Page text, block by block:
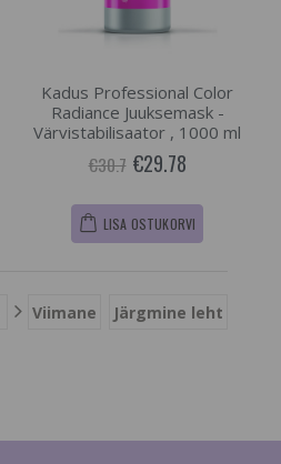
Kadus Professional Color
Radiance Juuksemask -
Värvistabilisaator , 1000 ml
€30.7 €29.78
LISA OSTUKORVI
Viimane Järgmine leht